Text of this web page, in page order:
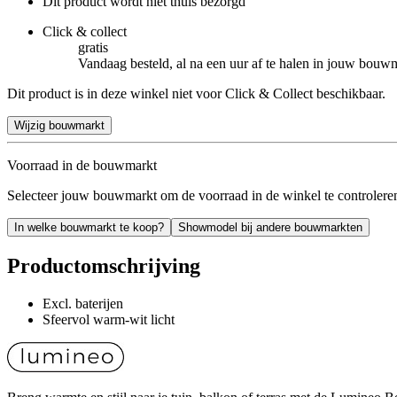
Click & collect
gratis
Vandaag besteld, al na een uur af te halen in jouw
Dit product is in deze winkel niet voor Click & Collect beschikbaar.
Wijzig bouwmarkt
Voorraad in de bouwmarkt
Selecteer jouw bouwmarkt om de voorraad in de winkel te
In welke bouwmarkt te koop? Showmodel bij andere bouwmarkten
Productomschrijving
Excl. baterijen
Sfeervol warm-wit licht